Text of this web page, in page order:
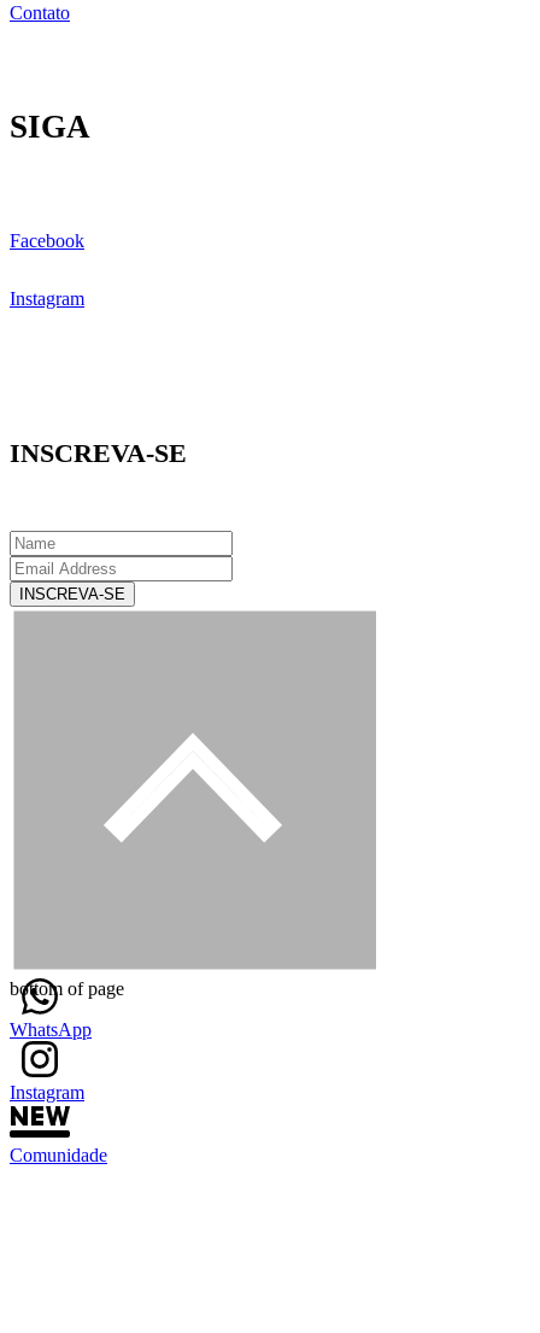
Contato
SIGA
Facebook
Instagram
INSCREVA-SE
INSCREVA-SE
WhatsApp
Instagram
Comunidade
bottom of page